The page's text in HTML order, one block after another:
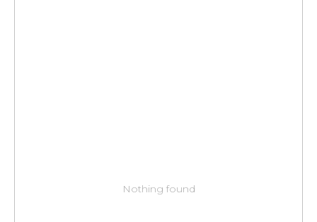
Nothing found